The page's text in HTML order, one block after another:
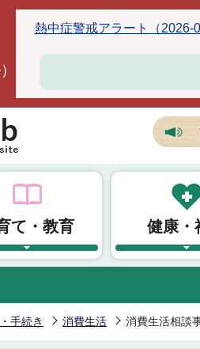
熱中症警戒アラート（2026-
て・教育 健康・
手続き 消費生活 消費生活相談